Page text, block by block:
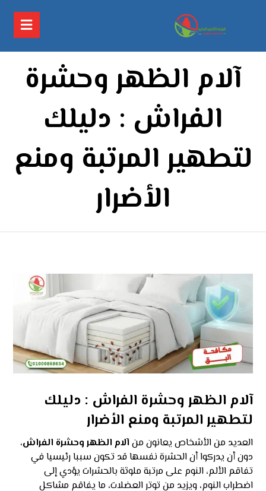
آلام الظهر وحشرة
الفراش : دليلك
لتطهير المرتبة ومنع
الأضرار
آلام الظهر وحشرة الفراش : دليلك
لتطهير المرتبة ومنع الأضرار
العديد من الأشخاص يعانون منآلام الظهر وحشرة الفراش،
دون أن يدركوا أن الحشرة نفسها قد تكون سببا رئيسيا في
تفاقم الألم، النوم على مرتبة ملوثة بالحشرات يؤدي إلى
اضطراب النوم، ويزيد من توتر العضلات، ما يفاقم مشاكل